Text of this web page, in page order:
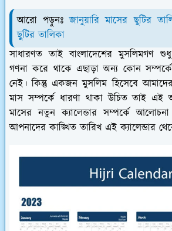
আরো পড়ুনঃ জানুয়ারি মাসের ছুটির
ছুটির তালিকা
সাধারণত তাই বাংলাদেশের মুসলিমগণ
গণনা করে থাকে এছাড়া অন্য কোন
নেই। কিন্তু একজন মুসলিম হিসেবে
মাস সম্পর্কে ধারণা থাকা উচিত তাই এই
মাসের নতুন ক্যালেন্ডার সম্পর্কে
আপনাদের কাঙ্খিত তারিখ এই ক্যালেন্ডার